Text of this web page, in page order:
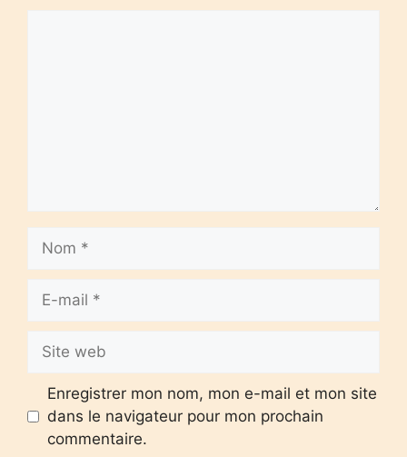
mail
web
Enregistrer mon nom, mon e-mail et mon site
dans le navigateur pour mon prochain
commentaire.